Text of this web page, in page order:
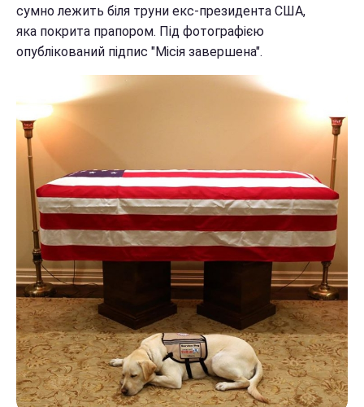
сумно лежить біля труни екс-президента США,
яка покрита прапором. Під фотографією
опублікований підпис "Місія завершена".